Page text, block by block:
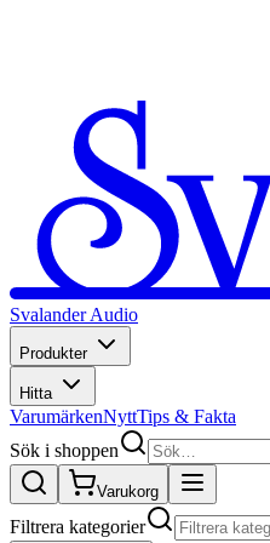
Svalander Audio
Produkter
Hitta
VarumärkenNyttTips & Fakta
Sök i shoppen
Varukorg
Filtrera kategorier